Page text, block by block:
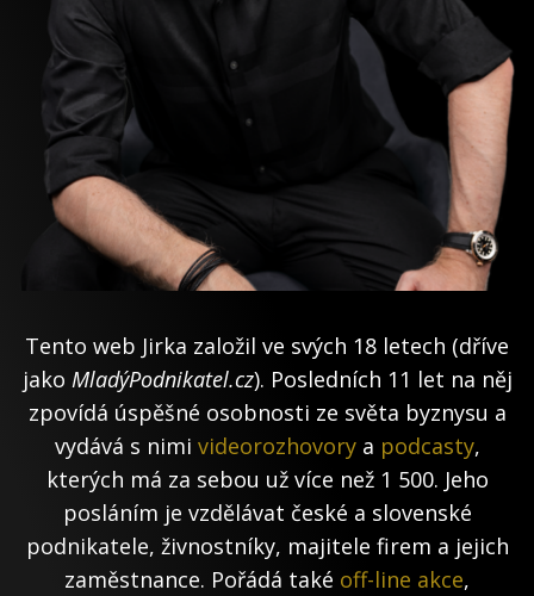
Tento web Jirka založil ve svých 18 letech (dříve
jako MladýPodnikatel.cz). Posledních 11 let na něj
zpovídá úspěšné osobnosti ze světa byznysu a
vydává s nimi videorozhovorya podcasty,
kterých má za sebou už více než 1 500. Jeho
posláním je vzdělávat české a slovenské
podnikatele, živnostníky, majitele firem a jejich
zaměstnance. Pořádá také off-line akce,